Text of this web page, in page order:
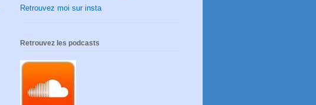
Retrouvez moi sur insta
Retrouvez les podcasts